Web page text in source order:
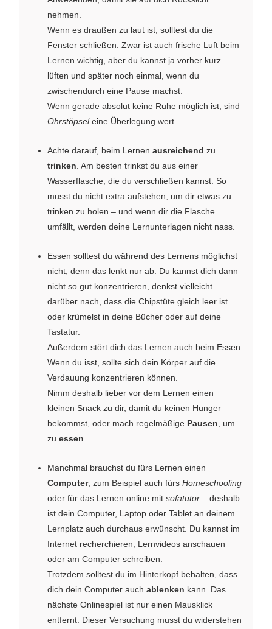
nehmen.
Wenn es draußen zu laut ist, solltest du die
Fenster schließen. Zwar ist auch frische Luft beim
Lernen wichtig, aber du kannst ja vorher kurz
lüften und später noch einmal, wenn du
zwischendurch eine Pause machst.
Wenn gerade absolut keine Ruhe möglich ist, sind
Ohrstöpseleine Überlegung wert.
Achte darauf, beim Lernen ausreichend zu
trinken . Am besten trinkst du aus einer
Wasserflasche, die du verschließen kannst. So
musst du nicht extra aufstehen, um dir etwas zu
trinken zu holen – und wenn dir die Flasche
umfällt, werden deine Lernunterlagen nicht nass.
Essen solltest du während des Lernens möglichst
nicht, denn das lenkt nur ab. Du kannst dich dann
nicht so gut konzentrieren, denkst vielleicht
darüber nach, dass die Chipstüte gleich leer ist
oder krümelst in deine Bücher oder auf deine
Tastatur.
Außerdem stört dich das Lernen auch beim Essen.
Wenn du isst, sollte sich dein Körper auf die
Verdauung konzentrieren können.
Nimm deshalb lieber vor dem Lernen einen
kleinen Snack zu dir, damit du keinen Hunger
bekommst, oder mach regelmäßige Pausen , um
zu essen
Manchmal brauchst du fürs Lernen einen
Computer, zum Beispiel auch fürs Homeschooling
oder für das Lernen online mit sofatutor – deshalb
ist dein Computer, Laptop oder Tablet an deinem
Lernplatz auch durchaus erwünscht. Du kannst im
Internet recherchieren, Lernvideos anschauen
oder am Computer schreiben.
Trotzdem solltest du im Hinterkopf behalten, dass
dich dein Computer auch ablenken kann. Das
nächste Onlinespiel ist nur einen Mausklick
entfernt. Dieser Versuchung musst du widerstehen